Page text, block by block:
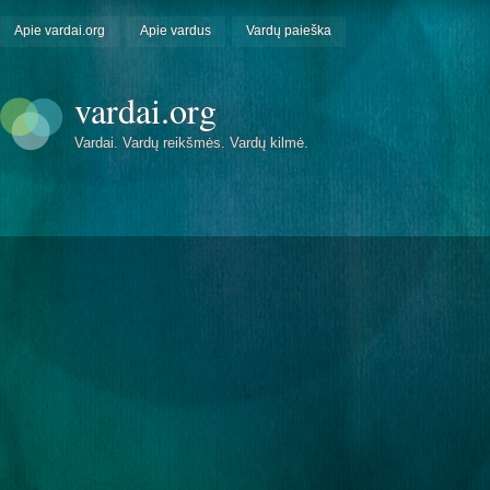
Apie vardai.org Apie vardus Vardų paieška
vardai.org
Vardai. Vardų reikšmės. Vardų kilmė.